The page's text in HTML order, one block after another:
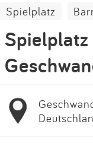
Spielplatz